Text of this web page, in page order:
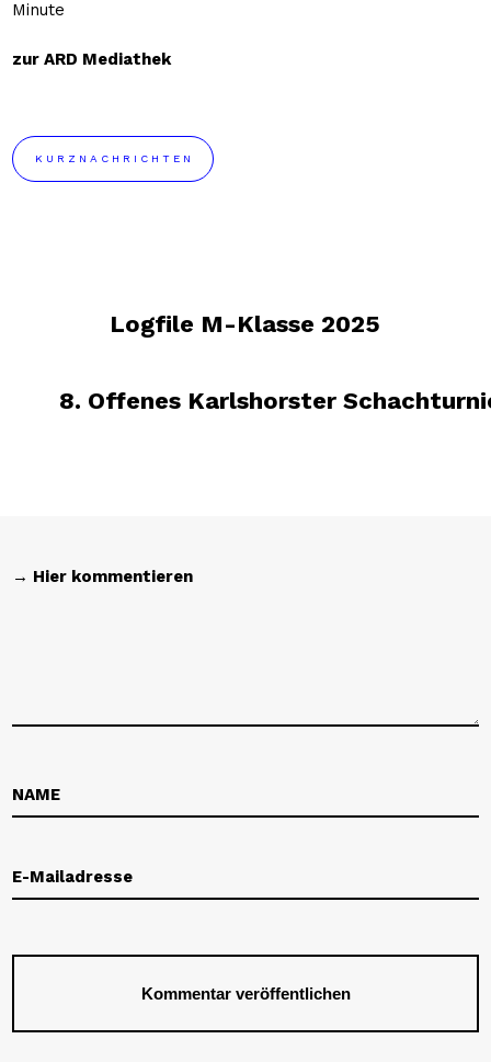
Minute
zur ARD Mediathek
KURZNACHRICHTEN
Logfile M-Klasse 2025
8. Offenes Karlshorster